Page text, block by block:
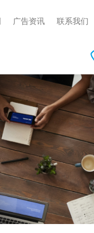
广告资讯 联系我们